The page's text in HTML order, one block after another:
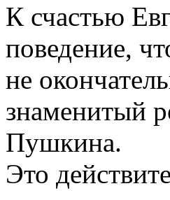
К счастью
поведение,
не
знаменитый
Пушкина.
Это